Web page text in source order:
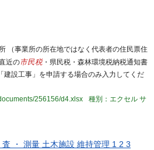
（事業所の所在地ではなく代表者の住民票住
近の市民税 ・県民税・森林環境税納税通知書
設工事」を申請する場合のみ入力してくだ
256156/d4.xlsx
種別：エクセル サ
・ 測量 土木施設 維持管理 1 2 3